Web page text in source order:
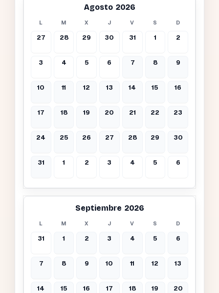
Agosto 2026
L M X J V S D
27 28 29 30 31 1 2
3 4 5 6 7 8 9
10 11 12 13 14 15 16
17 18 19 20 21 22 23
24 25 26 27 28 29 30
31 1 2 3 4 5 6
Septiembre 2026
L M X J V S D
31 1 2 3 4 5 6
7 8 9 10 11 12 13
14 15 16 17 18 19 20